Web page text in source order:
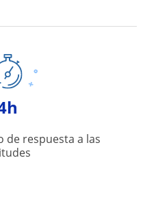
de respuesta a las